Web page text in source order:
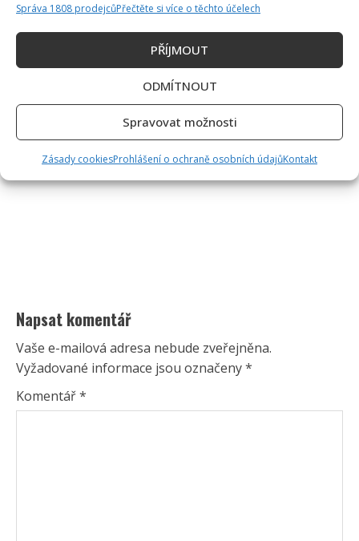
Správa 1808 prodejcůPřečtěte si více o těchto účelech
PŘÍJMOUT
ODMÍTNOUT
Spravovat možnosti
Zásady cookiesProhlášení o ochraně osobních údajůKontakt
Napsat komentář
Vaše e-mailová adresa nebude zveřejněna.
Vyžadované informace jsou označeny*
Komentář*